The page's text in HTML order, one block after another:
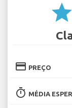
star
credit_card PREÇO
timer MÉDIA